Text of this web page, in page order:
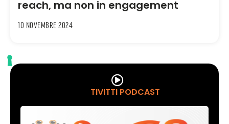
reach, ma non in engagement
10 Novembre 2024
TIVITTI PODCAST